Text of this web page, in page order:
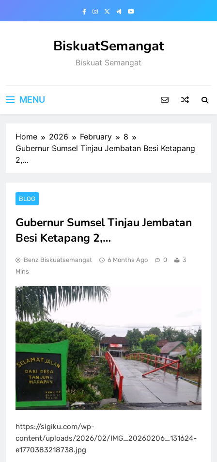
BiskuatSemangat
Biskuat Semangat
MENU
Home 2026 February
8
Gubernur Sumsel Tinjau Jembatan Besi Ketapang
2,…
BLOG
Gubernur Sumsel Tinjau Jembatan
Besi Ketapang 2,…
Benz Biskuatsemangat 6 Months Ago 0
3
Mins
https://sigiku.com/wp-
content/uploads/2026/02/IMG_20260206_131624-
e1770383218738.jpg